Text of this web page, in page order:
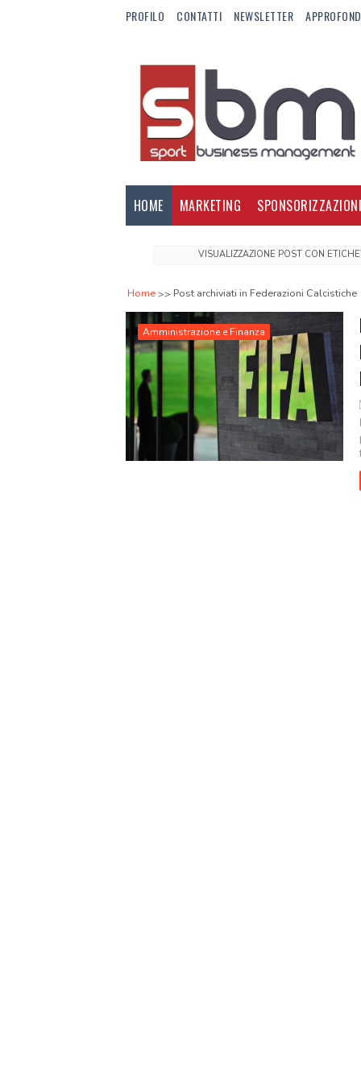
PROFILO CONTATTI NEWSLETTER
HOME MARKETING SPONSORIZZAZIONI
VISUALIZZAZIONE POST CON
Home Post archiviati in Federazioni Calcistiche
Amministrazione e Finanza